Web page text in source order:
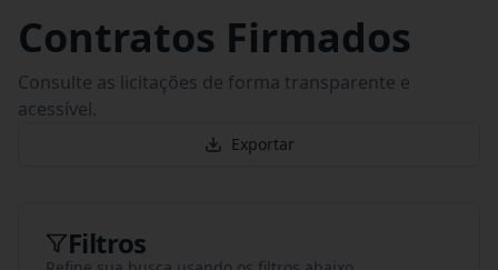
Contratos Firmados
Consulte as licitações de forma transparente e
acessível.
Exportar
Filtros